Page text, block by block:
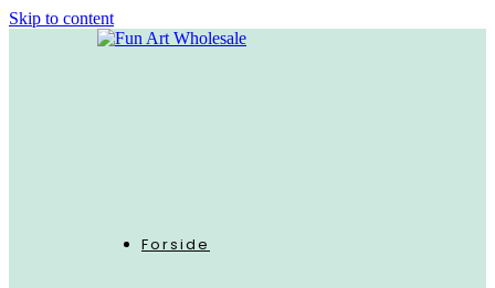
Skip to content
Forside